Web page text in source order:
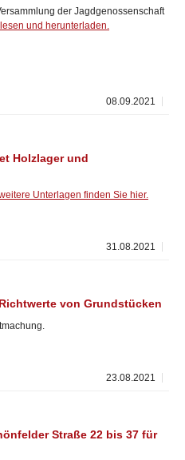
der Jagdgenossenschaft
und herunterladen.
08.09.2021
Holzlager und
Unterlagen finden Sie hier.
31.08.2021
von Grundstücken
23.08.2021
Straße 22 bis 37 für